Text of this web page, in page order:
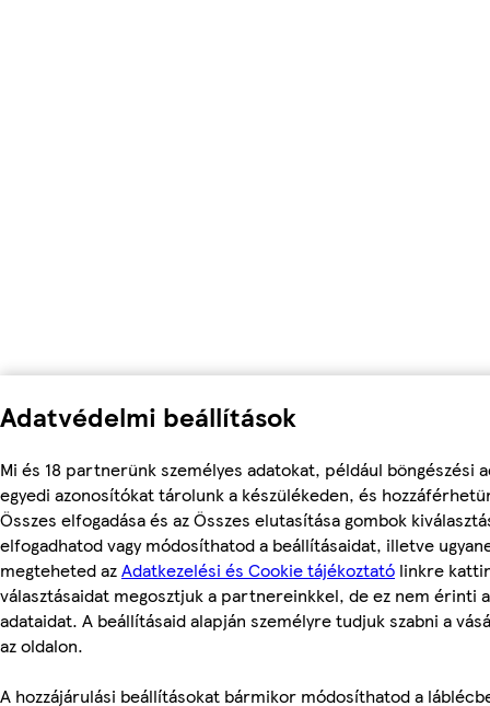
Adatvédelmi beállítások
Mi és 18 partnerünk személyes adatokat, például böngészési
egyedi azonosítókat tárolunk a készülékeden, és
Összes elfogadása és az Összes elutasítása gombok
elfogadhatod vagy módosíthatod a beállításaidat, illetve
megteheted azAdatkezelési és Cookie tájékoztató linkre
választásaidat megosztjuk a partnereinkkel, de ez nem érinti
adataidat. A beállításaid alapján személyre tudjuk szabni a
az oldalon.
A hozzájárulási beállításokat bármikor módosíthatod a